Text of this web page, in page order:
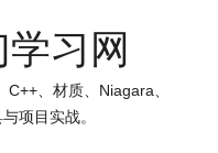
习网
、材质、Niagara、
项目实战。